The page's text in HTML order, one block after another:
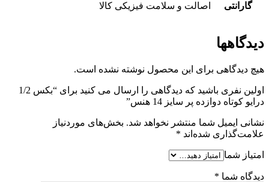
گارانتی اصالت و سلامت فیزیکی کالا
دیدگاهها
هیچ دیدگاهی برای این محصول نوشته نشده است.
اولین نفری باشید که دیدگاهی را ارسال می کنید برای “بکس 1/2
درایو کوتاه دوازده پر سایز 14 هنس”
نشانی ایمیل شما منتشر نخواهد شد. بخش‌های موردنیاز
علامت‌گذاری شده‌اند *
امتیاز شما
دیدگاه شما *